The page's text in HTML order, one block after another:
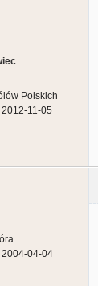
Polskich
2012-11-05
2004-04-04